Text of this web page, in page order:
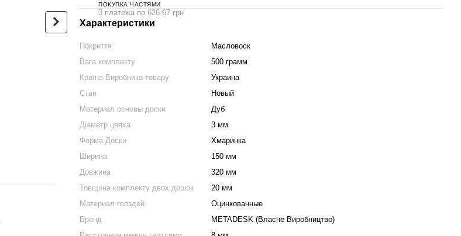
Хмаринка Дизайн |№216|
расстояние между
Люкс-сумка из экокожи
черный глянцевый
2 560 грн
ПОКУПКА ЧАСТЯМИ
3 платежа по 626.67 грн
Характеристики
Покриття
Масловоск
Вага комплекту
500 грамм
Країна Виробника товару
Украина
Стан
Новый
Материал основы доски
Дуб
Діаметр цвяха
3 мм
Форма Доски
Хмаринка
Ширина
150 мм
Довжина
320 мм
Товщина комплекту двох дошок
20 мм
Материал гвоздей
Оцинкованные
Бренд
METADESK (Власне Виробництво)